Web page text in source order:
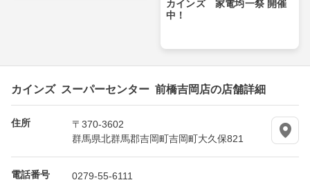
カインズ 家電均一祭 開催
中！
カインズ スーパーセンター 前橋吉岡店の店舗詳細
住所
〒370-3602
群馬県北群馬郡吉岡町吉岡町大久保821
電話番号 0279-55-6111